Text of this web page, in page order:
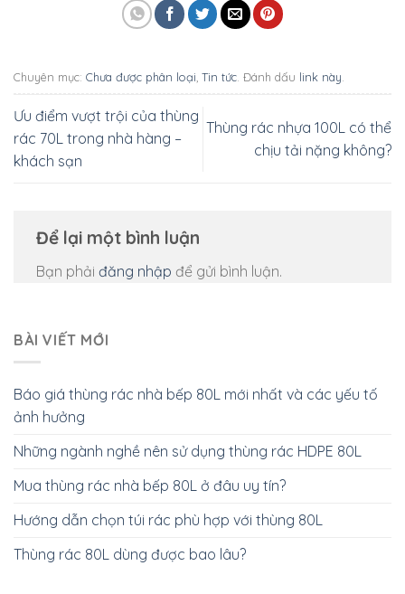
Chuyên mục: Chưa được phân loại, Tin tức. Đánh dấu link này.
Ưu điểm vượt trội của thùng
rác 70L trong nhà hàng –
khách sạn
Thùng rác nhựa 100L có thể
chịu tải nặng không?
Để lại một bình luận
Bạn phải đăng nhập để gửi bình luận.
BÀI VIẾT MỚI
Báo giá thùng rác nhà bếp 80L mới nhất và các yếu tố
ảnh hưởng
Những ngành nghề nên sử dụng thùng rác HDPE 80L
Mua thùng rác nhà bếp 80L ở đâu uy tín?
Hướng dẫn chọn túi rác phù hợp với thùng 80L
Thùng rác 80L dùng được bao lâu?